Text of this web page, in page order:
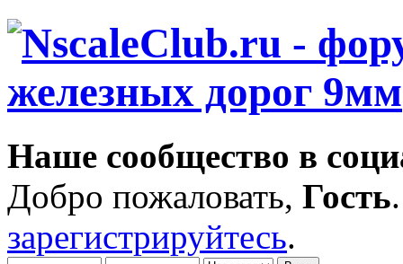
Наше сообщество в
Добро пожаловать, Гость
зарегистрируйтесь.